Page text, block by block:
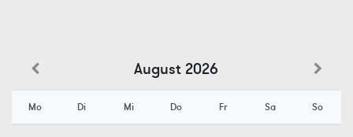
August 2026
Mo Di Mi Do Fr Sa So